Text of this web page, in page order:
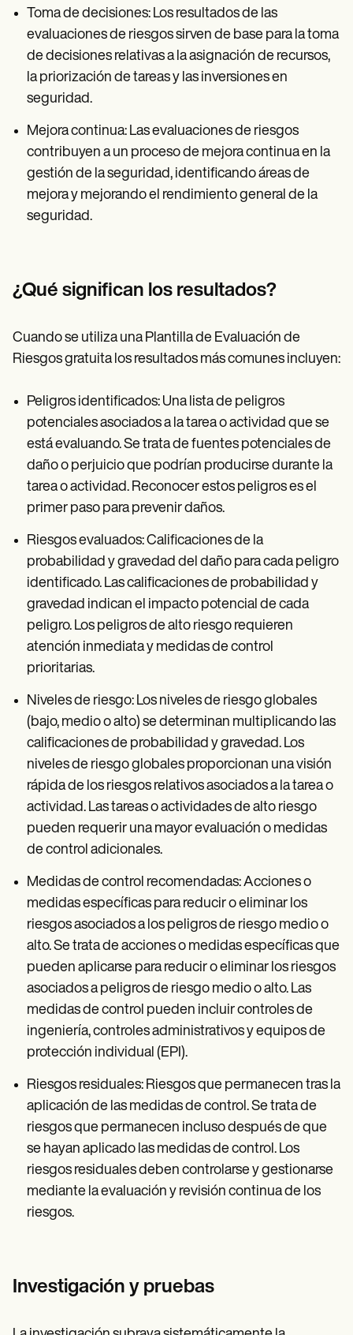
Toma de decisiones: Los resultados de las
evaluaciones de riesgos sirven de base para la toma
de decisiones relativas a la asignación de recursos,
la priorización de tareas y las inversiones en
seguridad.
Mejora continua: Las evaluaciones de riesgos
contribuyen a un proceso de mejora continua en la
gestión de la seguridad, identificando áreas de
mejora y mejorando el rendimiento general de la
seguridad.
¿Qué significan los resultados?
Cuando se utiliza una Plantilla de Evaluación de
Riesgos gratuita los resultados más comunes incluyen:
Peligros identificados: Una lista de peligros
potenciales asociados a la tarea o actividad que se
está evaluando. Se trata de fuentes potenciales de
daño o perjuicio que podrían producirse durante la
tarea o actividad. Reconocer estos peligros es el
primer paso para prevenir daños.
Riesgos evaluados: Calificaciones de la
probabilidad y gravedad del daño para cada peligro
identificado. Las calificaciones de probabilidad y
gravedad indican el impacto potencial de cada
peligro. Los peligros de alto riesgo requieren
atención inmediata y medidas de control
prioritarias.
Niveles de riesgo: Los niveles de riesgo globales
(bajo, medio o alto) se determinan multiplicando las
calificaciones de probabilidad y gravedad. Los
niveles de riesgo globales proporcionan una visión
rápida de los riesgos relativos asociados a la tarea o
actividad. Las tareas o actividades de alto riesgo
pueden requerir una mayor evaluación o medidas
de control adicionales.
Medidas de control recomendadas: Acciones o
medidas específicas para reducir o eliminar los
riesgos asociados a los peligros de riesgo medio o
alto. Se trata de acciones o medidas específicas que
pueden aplicarse para reducir o eliminar los riesgos
asociados a peligros de riesgo medio o alto. Las
medidas de control pueden incluir controles de
ingeniería, controles administrativos y equipos de
protección individual (EPI).
Riesgos residuales: Riesgos que permanecen tras la
aplicación de las medidas de control. Se trata de
riesgos que permanecen incluso después de que
se hayan aplicado las medidas de control. Los
riesgos residuales deben controlarse y gestionarse
mediante la evaluación y revisión continua de los
riesgos.
Investigación y pruebas